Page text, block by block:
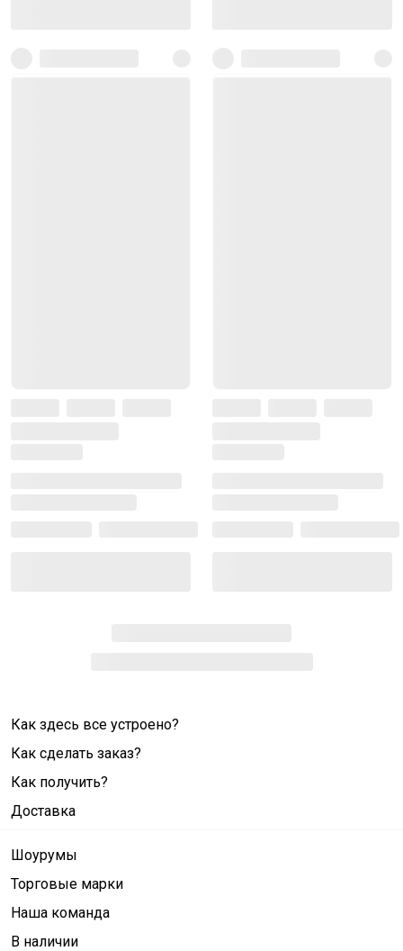
Как здесь все устроено?
Как сделать заказ?
Как получить?
Доставка
Шоурумы
Торговые марки
Наша команда
В наличии